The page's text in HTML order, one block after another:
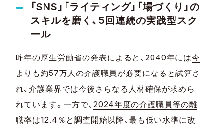
「SNS」「ライティング」「場づくり」の
スキルを磨く、5回連続の実践型スク
ール
昨年の厚生労働省の発表によると、2040年には今
よりも約57万人の介護職員が必要になる と試算さ
れ、介護業界では今後さらなる人材確保が求めら
れています。一方で、2024年度の介護職員等の離
職率は12.4％ と調査開始以降、最も低い水準に改